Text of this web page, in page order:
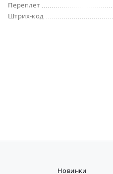
Переплет
Штрих-код
Новинки